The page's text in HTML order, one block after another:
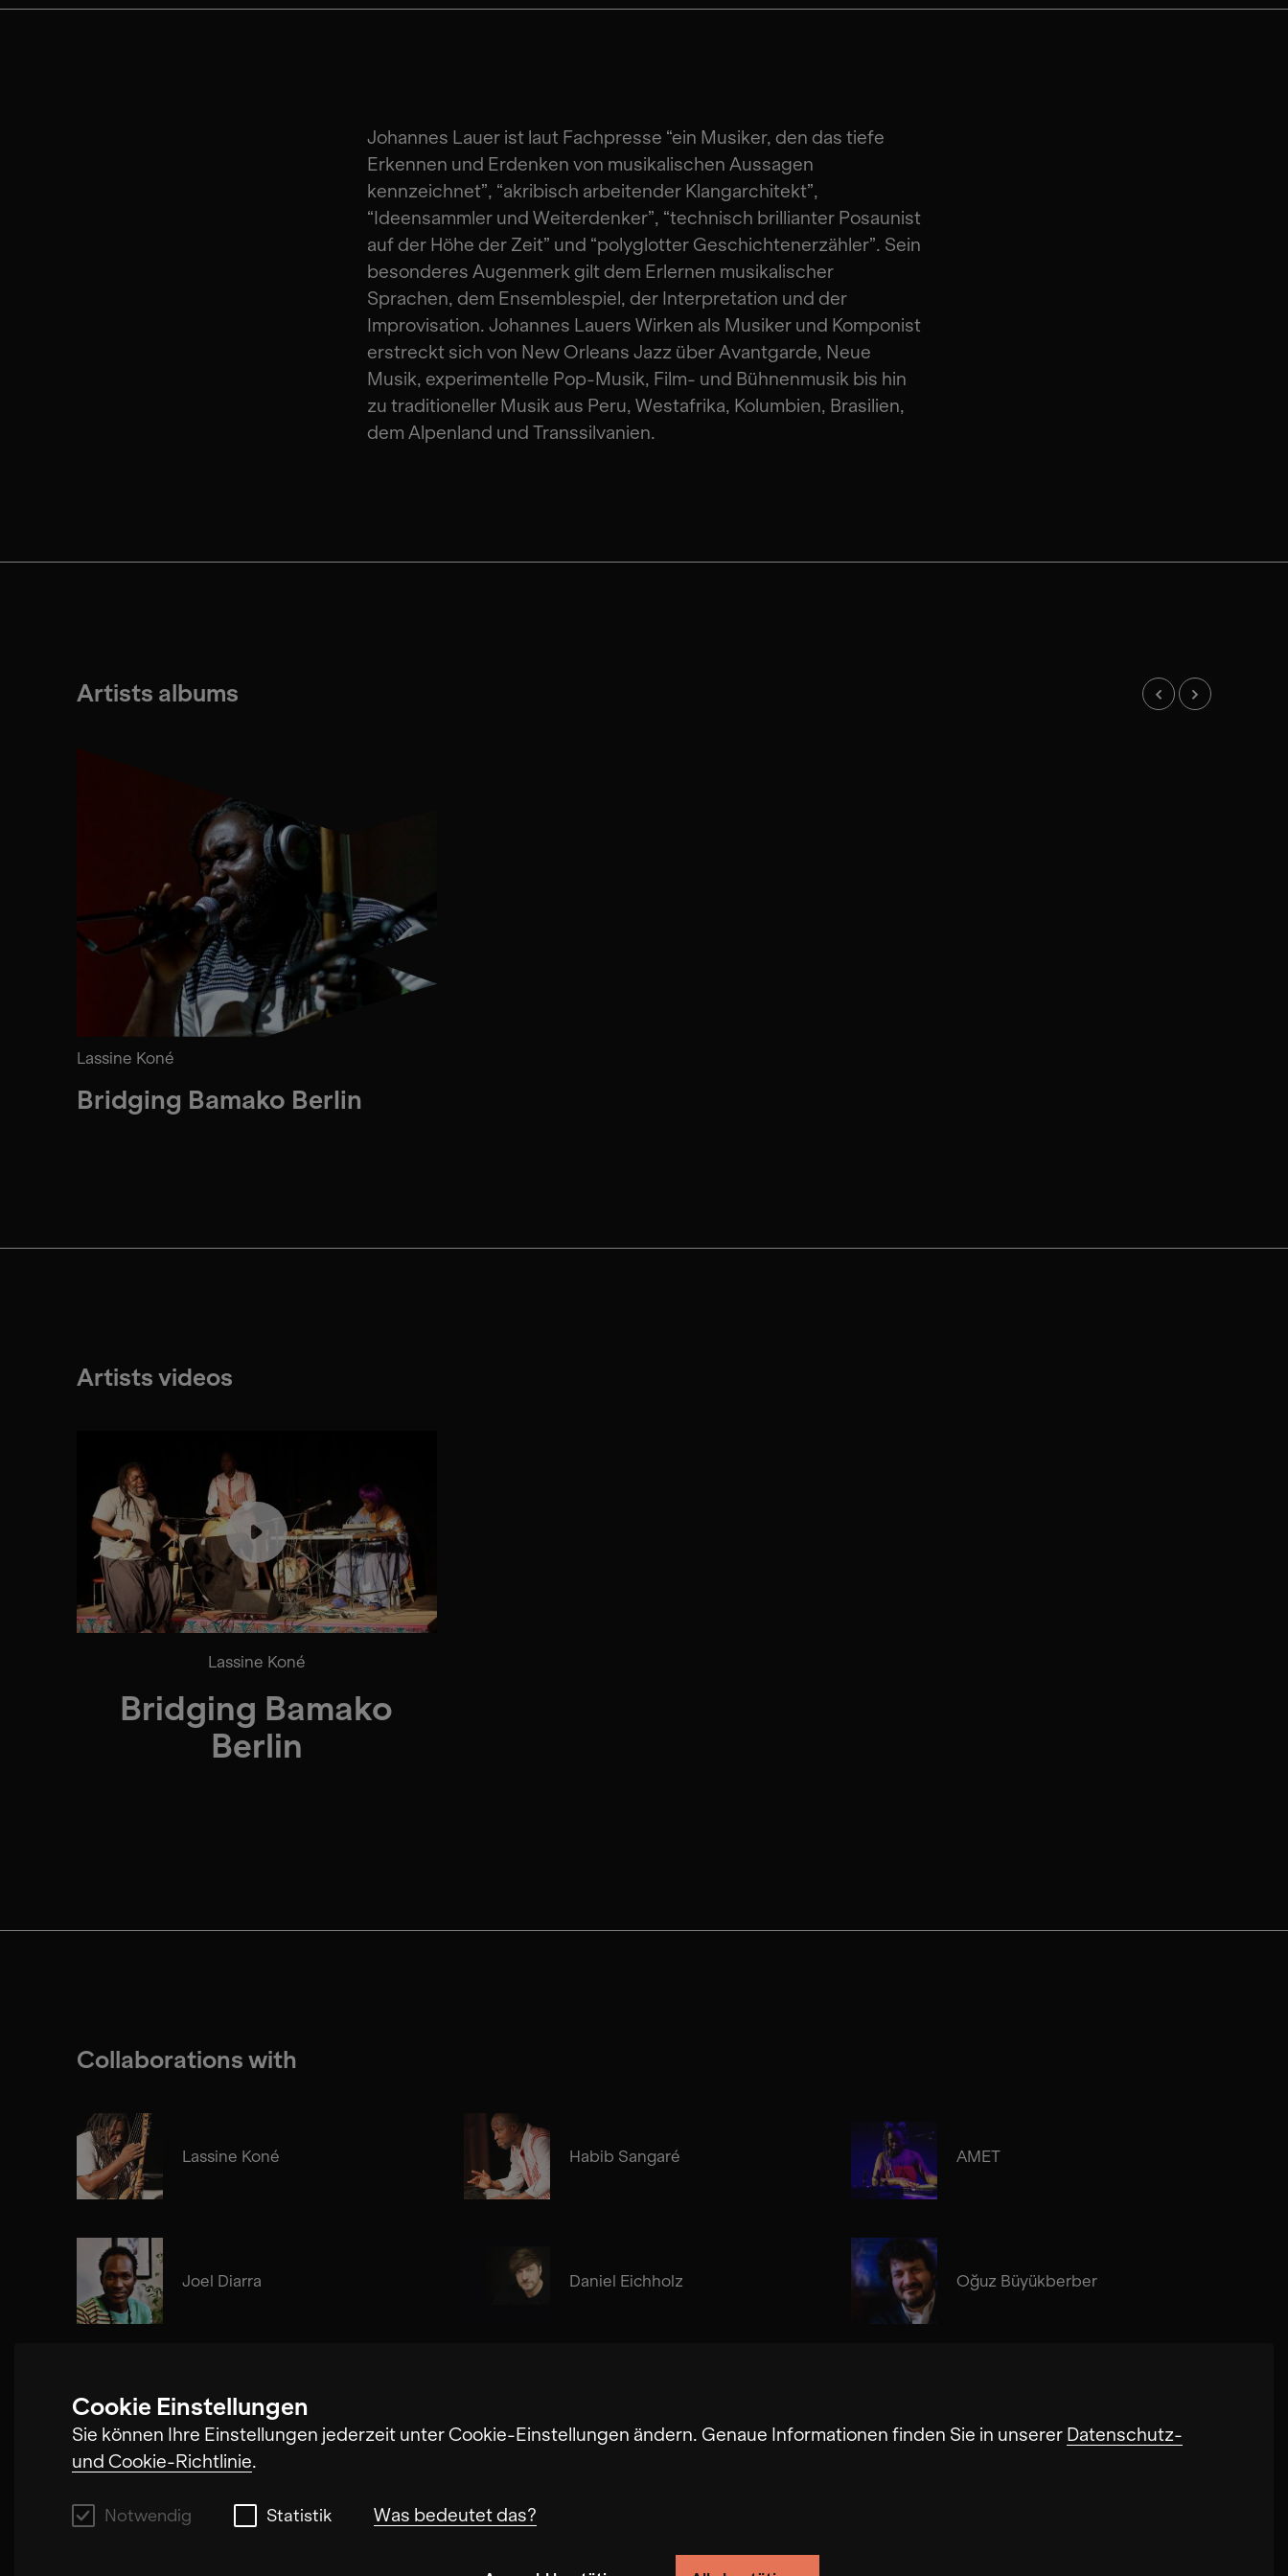
Cookie Einstellungen
Sie können Ihre Einstellungen jederzeit unter Cookie-Einstellungen ändern. Genaue Informationen finden Sie in unserer Datenschutz-
und Cookie-Richtlinie.
Notwendig Statistik Was bedeutet das?
Johannes Lauer ist laut Fachpresse “ein Musiker, den das tiefe
Erkennen und Erdenken von musikalischen Aussagen
kennzeichnet”, “akribisch arbeitender Klangarchitekt”,
“Ideensammler und Weiterdenker”, “technisch brillianter Posaunist
auf der Höhe der Zeit” und “polyglotter Geschichtenerzähler”. Sein
besonderes Augenmerk gilt dem Erlernen musikalischer
Sprachen, dem Ensemblespiel, der Interpretation und der
Improvisation. Johannes Lauers Wirken als Musiker und Komponist
erstreckt sich von New Orleans Jazz über Avantgarde, Neue
Musik, experimentelle Pop-Musik, Film- und Bühnenmusik bis hin
zu traditioneller Musik aus Peru, Westafrika, Kolumbien, Brasilien,
dem Alpenland und Transsilvanien.
Artists albums
Lassine Koné
Bridging Bamako Berlin
Artists videos
Lassine Koné
Bridging Bamako
Berlin
Collaborations with
Lassine Koné Habib Sangaré AMET
Joel Diarra Daniel Eichholz Oğuz Büyükberber
Meinrad Kneer